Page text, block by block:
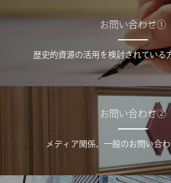
お問い合わせ①
歴史的資源の活用を検討されている
お問い合わせ②
メディア関係、一般のお問い合